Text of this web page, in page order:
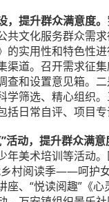
，提升群众满意度。
共文化服务群众需
的实用性和特色性
渠道。召开需求征
查和设置意见箱。
学筛选、精心组织
括日常自评、项目专
活动，提升群众满意
年美术培训等活动
村阅读季——呵护女
座、“悦读阅趣”《